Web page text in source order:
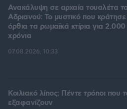
Ανακάλυψη σε αρχαία τουαλέτα
Αδριανού: Το μυστικό που κράτησε
όρθια τα ρωμαϊκά κτίρια για 2.000
χρόνια
07.08.2026, 10:33
Κοιλιακό λίπος: Πέντε τρόποι που
εξαφανίζουν